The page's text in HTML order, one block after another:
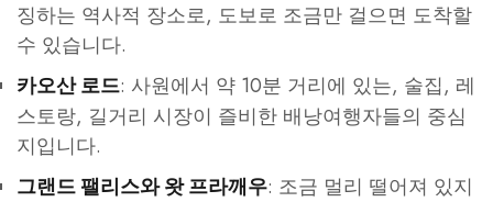
징하는 역사적 장소로, 도보로 조금만 걸으면 도착할
수 있습니다.
카오산 로드: 사원에서 약 10분 거리에 있는, 술집, 레
스토랑, 길거리 시장이 즐비한 배낭여행자들의 중심
지입니다.
그랜드 팰리스와 왓 프라깨우: 조금 멀리 떨어져 있지